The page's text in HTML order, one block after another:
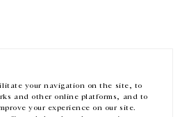
your navigation on the site, to
and other online platforms, and to
your experience on our site.